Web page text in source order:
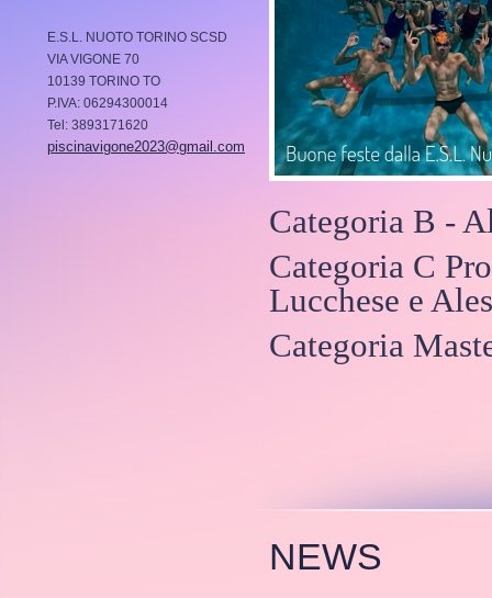
Categoria B -
Categoria C
Lucchese e
Categoria
NEWS
E.S.L. NUOTO TORINO SCSD
VIA VIGONE 70
10139 TORINO TO
P.IVA: 06294300014
Tel: 3893171620
piscinavigone2023@gmail.com